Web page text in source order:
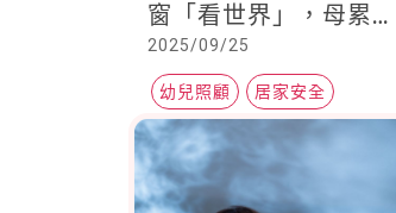
窗「看世界」，母累到
睡著破門才驚醒連聲感
謝
2025/09/25
幼兒照顧 居家安全
全職媽媽